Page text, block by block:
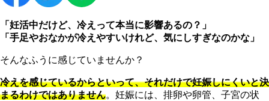
「妊活中だけど、冷えって本当に影響あるの？」
「手足やおなかが冷えやすいけれど、気にしすぎなのかな」
そんなふうに感じていませんか？
冷えを感じているからといって、それだけで妊娠しにくいと決
まるわけではありません。妊娠には、排卵や卵管、子宮の状